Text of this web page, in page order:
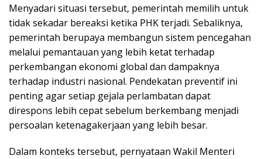
Menyadari situasi tersebut, pemerintah memilih untuk
tidak sekadar bereaksi ketika PHK terjadi. Sebaliknya,
pemerintah berupaya membangun sistem pencegahan
melalui pemantauan yang lebih ketat terhadap
perkembangan ekonomi global dan dampaknya
terhadap industri nasional. Pendekatan preventif ini
penting agar setiap gejala perlambatan dapat
direspons lebih cepat sebelum berkembang menjadi
persoalan ketenagakerjaan yang lebih besar.
Dalam konteks tersebut, pernyataan Wakil Menteri